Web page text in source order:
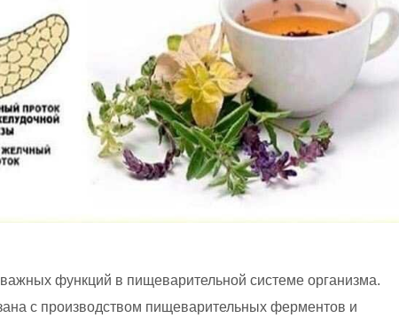
функций в пищеварительной системе организма.
с производством пищеварительных ферментов и